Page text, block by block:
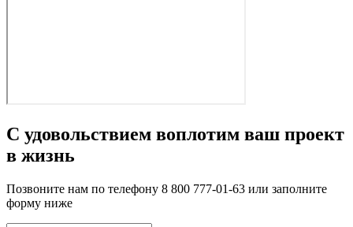
С удовольствием воплотим ваш проект
в жизнь
Позвоните нам по телефону 8 800 777-01-63 или заполните
форму ниже